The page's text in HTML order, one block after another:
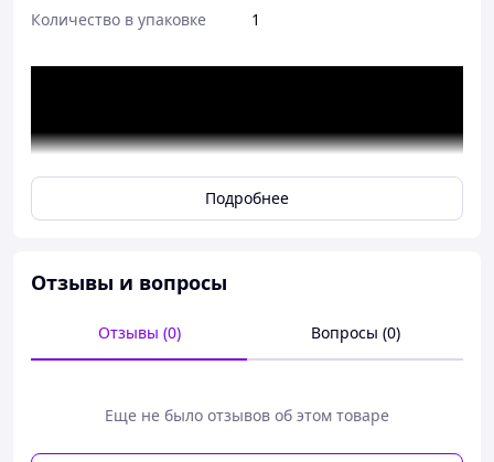
Количество в упаковке 1
Подробнее
Отзывы и вопросы
Отзывы (0) Вопросы (0)
Еще не было отзывов об этом товаре